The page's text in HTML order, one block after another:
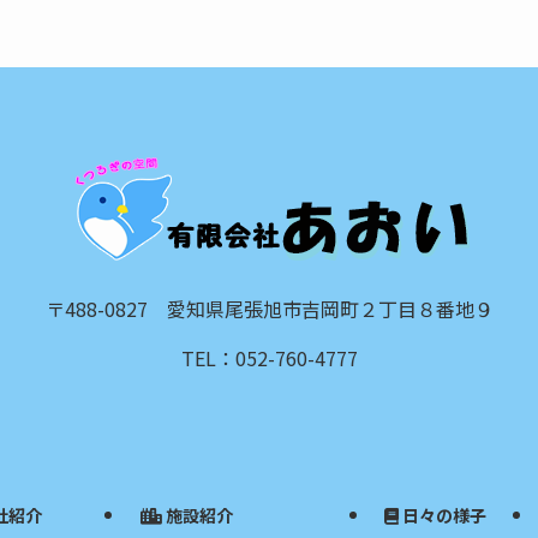
〒488-0827 愛知県尾張旭市吉岡町２丁目８番地９
TEL：052-760-4777
紹介 施設紹介 日々の様子